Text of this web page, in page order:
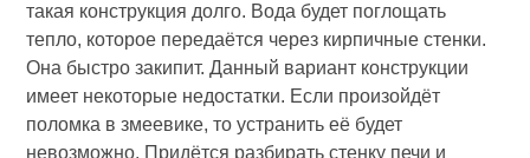
такая конструкция долго. Вода будет поглощать
тепло, которое передаётся через кирпичные стенки.
Она быстро закипит. Данный вариант конструкции
имеет некоторые недостатки. Если произойдёт
поломка в змеевике, то устранить её будет
невозможно. Придётся разбирать стенку печи и